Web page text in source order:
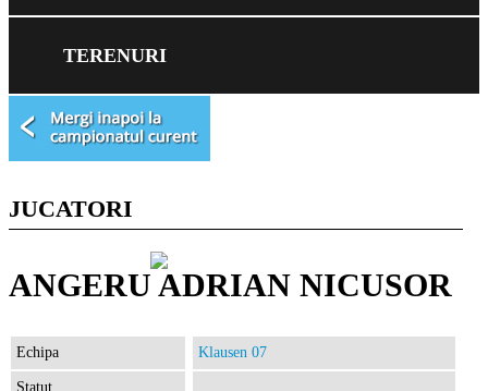
TERENURI
JUCATORI
ANGERU ADRIAN NICUSOR
Echipa Klausen 07
Statut